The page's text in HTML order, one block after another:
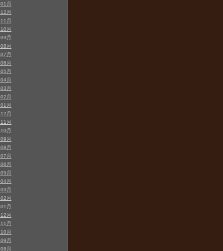
月
月
月
月
月
月
月
月
月
月
月
月
月
月
月
月
月
月
月
月
月
月
月
月
月
月
月
月
月
月